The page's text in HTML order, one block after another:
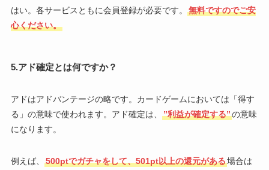
はい。各サービスともに会員登録が必要です。
無料ですのでご安
心ください。
5.アド確定とは何ですか？
アドはアドバンテージの略です。カードゲームにおいては「得す
る」の意味で使われます。アド確定は、
”利益が確定する”の意味
になります。
例えば、 500ptでガチャをして、501pt以上の還元がある場合は